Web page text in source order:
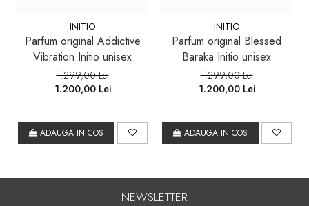
INITIO
Parfum original Addictive
Vibration Initio unisex
1.299,00 Lei
1.200,00 Lei
ADAUGA IN COS
INITIO
Parfum original Blessed
Baraka Initio unisex
1.299,00 Lei
1.200,00 Lei
ADAUGA IN COS
NEWSLETTER